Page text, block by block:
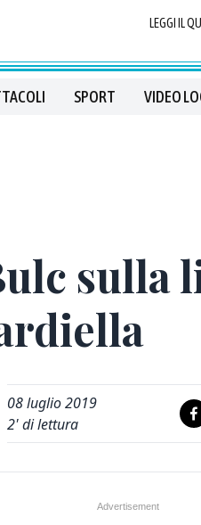
LEGGI IL
SPORT VIDEO
sulla
08 luglio 2019
2' di lettura